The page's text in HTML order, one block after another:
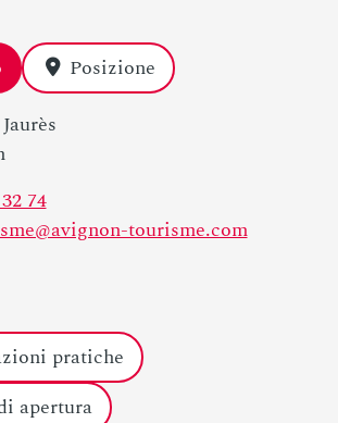
Posizione
74
tourisme.com
pratiche
apertura